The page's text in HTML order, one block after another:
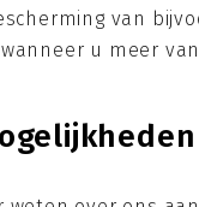
van
u meer